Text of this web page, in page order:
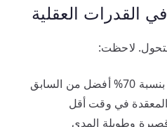
القدرات العقلية
لاحظت:
السابق
في وقت أقل
وطويلة المدى